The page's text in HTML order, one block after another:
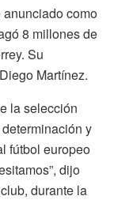
anunciado como
8 millones de
Su
Martínez.
la selección
y
fútbol europeo
dijo
durante la